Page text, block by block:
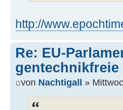
http://
Re: EU-
gentechnikfreie
von Nachtigall »